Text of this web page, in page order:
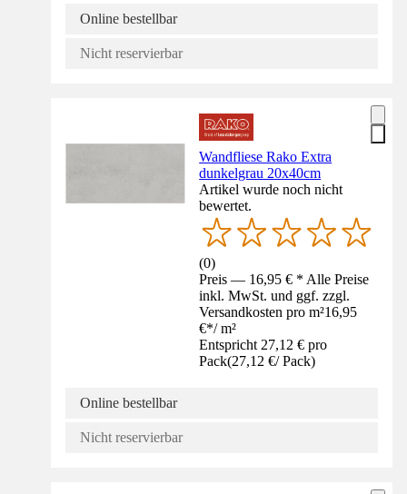
Online bestellbar
Nicht reservierbar
Wandfliese Rako Extra
dunkelgrau 20x40cm
Artikel wurde noch nicht
bewertet.
(0)
Preis — 16,95 € * Alle Preise
inkl. MwSt. und ggf. zzgl.
Versandkosten pro m²16,95
€*/ m²
Entspricht 27,12 € pro
Pack(27,12 €/ Pack)
Online bestellbar
Nicht reservierbar